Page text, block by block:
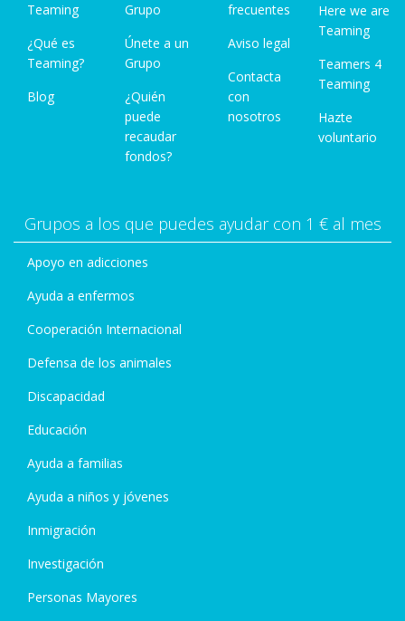
Teaming
¿Qué es
Teaming?
Blog
Grupo
Únete a un
Grupo
¿Quién
puede
recaudar
fondos?
frecuentes
Aviso legal
Contacta
con
nosotros
Here we are
Teaming
Teamers 4
Teaming
Hazte
voluntario
Grupos a los que puedes ayudar con 1 € al mes
Apoyo en adicciones
Ayuda a enfermos
Cooperación Internacional
Defensa de los animales
Discapacidad
Educación
Ayuda a familias
Ayuda a niños y jóvenes
Inmigración
Investigación
Personas Mayores